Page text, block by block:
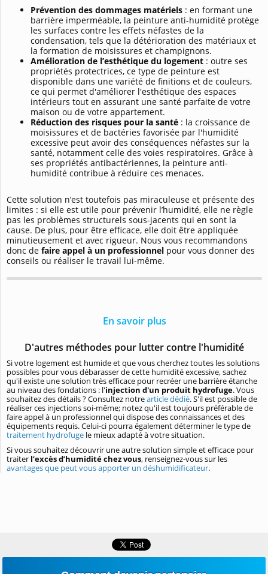
Prévention des dommages matériels : en formant une
barrière imperméable, la peinture anti-humidité protège
les surfaces contre les effets néfastes de la
condensation, tels que la détérioration des matériaux et
la formation de moisissures et champignons.
Amélioration de l’esthétique du logement : outre ses
propriétés protectrices, ce type de peinture est
disponible dans une variété de finitions et de couleurs,
ce qui permet d'améliorer l'esthétique des espaces
intérieurs tout en assurant une santé parfaite de votre
maison ou de votre appartement.
Réduction des risques pour la santé : la croissance de
moisissures et de bactéries favorisée par l'humidité
excessive peut avoir des conséquences néfastes sur la
santé, notamment celle des voies respiratoires. Grâce à
ses propriétés antibactériennes, la peinture anti-
humidité contribue à réduire ces menaces.
Cette solution n’est toutefois pas miraculeuse et présente des
limites : si elle est utile pour prévenir l’humidité, elle ne règle
pas les problèmes structurels sous-jacents qui en sont la
cause. De plus, pour être efficace, elle doit être appliquée
minutieusement et avec rigueur. Nous vous recommandons
donc de faire appel à un professionnel pour vous donner des
conseils ou réaliser le travail lui-même.
En savoir plus
D'autres méthodes pour lutter contre l'humidité
Si votre logement est humide et que vous cherchez toutes les solutions
possibles pour vous débarasser de cette humidité excessive, sachez
qu'il existe une solution très efficace pour recréer une barrière étanche
au niveau des fondations : l'injection d'un produit hydrofuge. Vous
souhaitez des détails ? Consultez notrearticle dédié. S'il est possible de
réaliser ces injections soi-même; notez qu'il est toujours préférable de
faire appel à un professionnel qui dispose des connaissances et des
équipements requis. Celui-ci pourra également déterminer le type de
traitement hydrofuge le mieux adapté à votre situation.
Si vous souhaitez découvrir une autre solution simple et efficace pour
traiter l’excès d’humidité chez vous, renseignez-vous sur les
avantages que peut vous apporter un déshumidificateur.